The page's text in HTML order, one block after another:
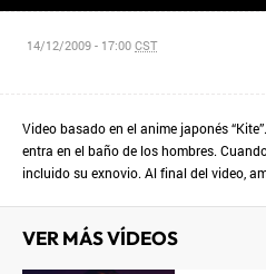
14/12/2009 - 17:00CST
Video basado en el anime japonés
entra en el baño de los hombres.
incluido su exnovio. Al final del video,
VER MÁS VÍDEOS